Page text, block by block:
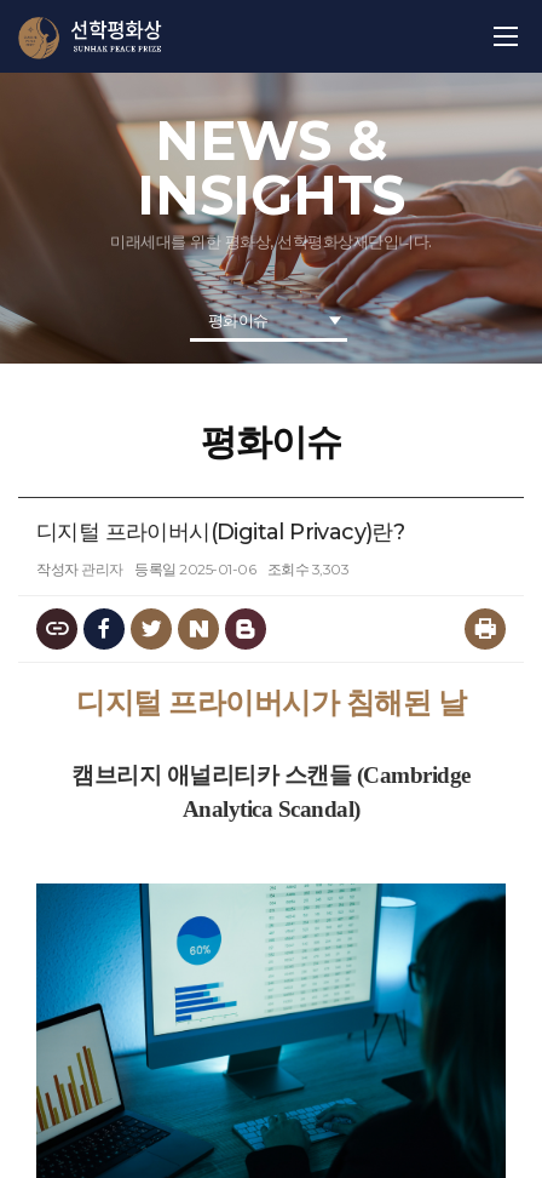
NEWS &
INSIGHTS
미래세대를 위한 평화상, 선학평화상재단입니다.
평화이슈
평화이슈
디지털 프라이버시(Digital Privacy)란?
작성자 관리자 등록일 2025-01-06 조회수 3,303
디지털 프라이버시가 침해된 날
캠브리지 애널리티카 스캔들 (Cambridge
Analytica Scandal)